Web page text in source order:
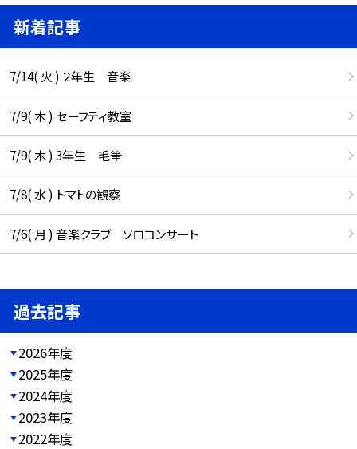
新着記事
7/14( 火 ) ２年生 音楽
7/9( 木 ) セーフティ教室
7/9( 木 ) 3年生 毛筆
7/8( 水 ) トマトの観察
7/6( 月 ) 音楽クラブ ソロコンサート
過去記事
2026年度
2025年度
2024年度
2023年度
2022年度